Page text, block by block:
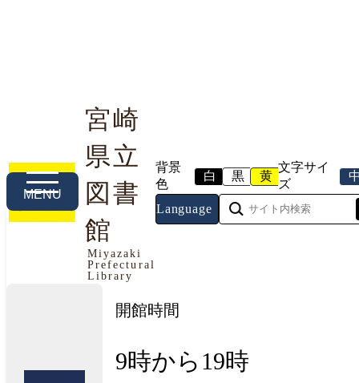
宮崎
県立
図書
館
Miyazaki
Prefectural
Library
背景
色
白 黒 黄
文字サイ
ズ
Language
MENU
利用案内 本や資料を探す 調べる・相談する
今日の開館情報
2026年8月9日（日曜日）
開館時間
9時から19時